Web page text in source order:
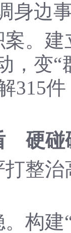
身边
建
，变
315
硬碰
治
建“